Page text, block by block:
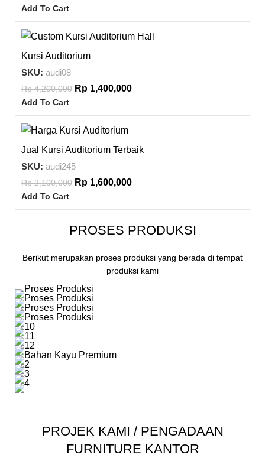
Add To Cart
Kursi Auditorium
SKU: audi08
Rp4,200,000 Rp 1,400,000
Add To Cart
Jual Kursi Auditorium Terbaik
SKU: audi245
Rp2,100,000 Rp 1,600,000
Add To Cart
PROSES PRODUKSI
Berikut merupakan proses produksi yang berada di tempat
produksi kami
PROJEK KAMI / PENGADAAN
FURNITURE KANTOR